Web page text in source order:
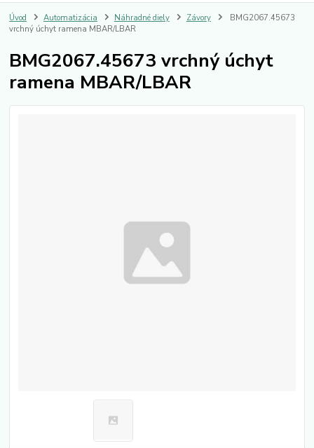
Úvod Automatizácia Náhradné diely Závory
BMG2067.45673
vrchný úchyt ramena MBAR/LBAR
BMG2067.45673 vrchný úchyt
ramena MBAR/LBAR